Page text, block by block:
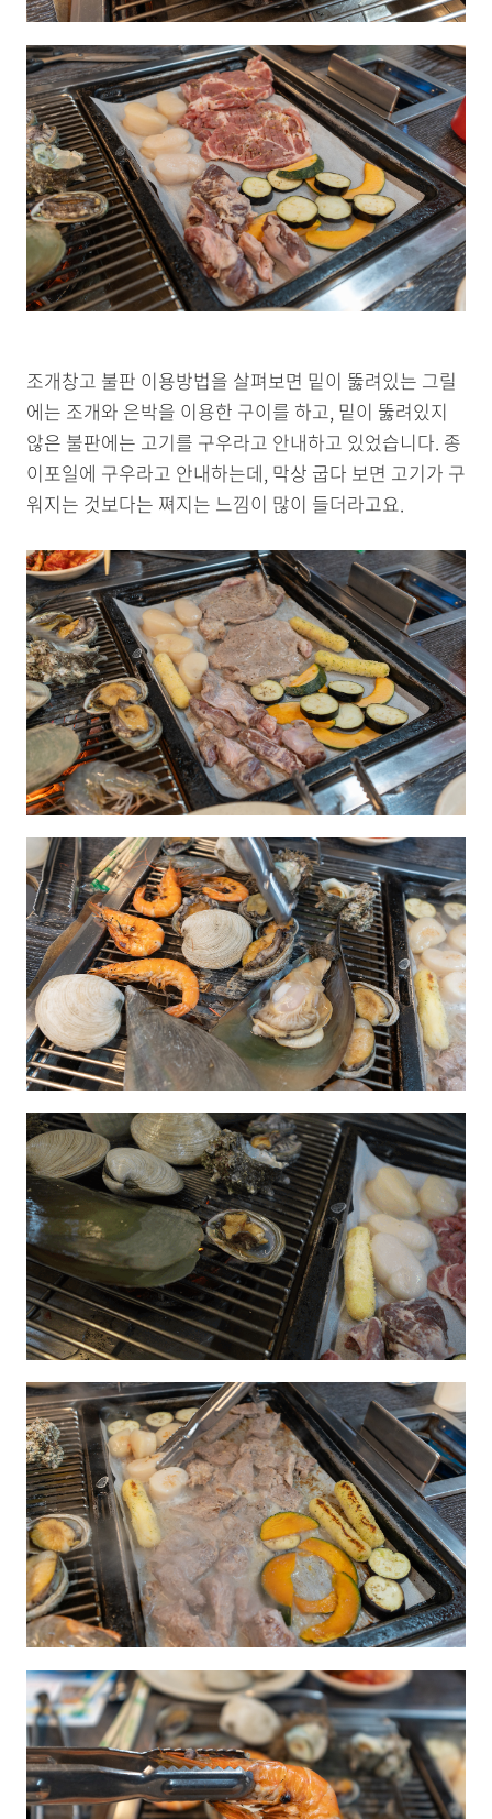
조개창고 불판 이용방법을 살펴보면 밑이 뚫려있는 그릴
에는 조개와 은박을 이용한 구이를 하고, 밑이 뚫려있지
않은 불판에는 고기를 구우라고 안내하고 있었습니다. 종
이포일에 구우라고 안내하는데, 막상 굽다 보면 고기가 구
워지는 것보다는 쪄지는 느낌이 많이 들더라고요.